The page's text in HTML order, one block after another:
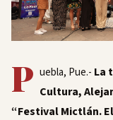
P uebla, Pue.- La
Cultura,
“Festival Mictlán.